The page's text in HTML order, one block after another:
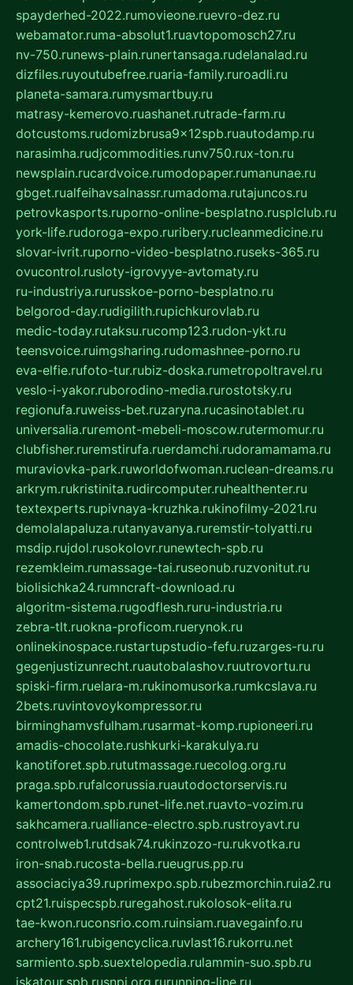
spayderhed-2022.rumovieone.ruevro-dez.ru
webamator.ruma-absolut1.ruavtopomosch27.ru
nv-750.runews-plain.runertansaga.rudelanalad.ru
dizfiles.ruyoutubefree.ruaria-family.ruroadli.ru
planeta-samara.rumysmartbuy.ru
matrasy-kemerovo.ruashanet.rutrade-farm.ru
dotcustoms.rudomizbrusa9x12spb.ruautodamp.ru
narasimha.rudjcommodities.runv750.rux-ton.ru
newsplain.rucardvoice.rumodopaper.rumanunae.ru
gbget.rualfeihavsalnassr.rumadoma.rutajuncos.ru
petrovkasports.ruporno-online-besplatno.rusplclub.ru
york-life.rudoroga-expo.ruribery.rucleanmedicine.ru
slovar-ivrit.ruporno-video-besplatno.ruseks-365.ru
ovucontrol.rusloty-igrovyye-avtomaty.ru
ru-industriya.rurusskoe-porno-besplatno.ru
belgorod-day.rudigilith.rupichkurovlab.ru
medic-today.rutaksu.rucomp123.rudon-ykt.ru
teensvoice.ruimgsharing.rudomashnee-porno.ru
eva-elfie.rufoto-tur.rubiz-doska.rumetropoltravel.ru
veslo-i-yakor.ruborodino-media.rurostotsky.ru
regionufa.ruweiss-bet.ruzaryna.rucasinotablet.ru
universalia.ruremont-mebeli-moscow.rutermomur.ru
clubfisher.ruremstirufa.ruerdamchi.rudoramamama.ru
muraviovka-park.ruworldofwoman.ruclean-dreams.ru
arkrym.rukristinita.rudircomputer.ruhealthenter.ru
textexperts.rupivnaya-kruzhka.rukinofilmy-2021.ru
demolalapaluza.rutanyavanya.ruremstir-tolyatti.ru
msdip.rujdol.rusokolovr.runewtech-spb.ru
rezemkleim.rumassage-tai.ruseonub.ruzvonitut.ru
biolisichka24.rumncraft-download.ru
algoritm-sistema.rugodflesh.ruru-industria.ru
zebra-tlt.ruokna-proficom.ruerynok.ru
onlinekinospace.rustartupstudio-fefu.ruzarges-ru.ru
gegenjustizunrecht.ruautobalashov.ruutrovortu.ru
spiski-firm.ruelara-m.rukinomusorka.rumkcslava.ru
2bets.ruvintovoykompressor.ru
birminghamvsfulham.rusarmat-komp.rupioneeri.ru
amadis-chocolate.rushkurki-karakulya.ru
kanotiforet.spb.rututmassage.ruecolog.org.ru
praga.spb.rufalcorussia.ruautodoctorservis.ru
kamertondom.spb.runet-life.net.ruavto-vozim.ru
sakhcamera.rualliance-electro.spb.rustroyavt.ru
controlweb1.rutdsak74.rukinzozo-ru.rukvotka.ru
iron-snab.rucosta-bella.rueugrus.pp.ru
associaciya39.ruprimexpo.spb.rubezmorchin.ruia2.ru
cpt21.ruispecspb.ruregahost.rukolosok-elita.ru
tae-kwon.ruconsrio.com.ruinsiam.ruavegainfo.ru
archery161.rubigencyclica.ruvlast16.rukorru.net
sarmiento.spb.suextelopedia.rulammin-suo.spb.ru
iskatour.spb.rusnpi.org.rurunning-line.ru